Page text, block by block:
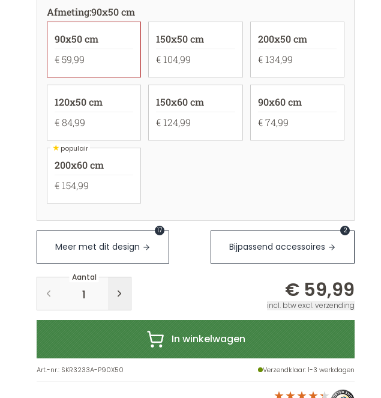
Afmeting:90x50 cm
90x50 cm
€ 59,99
150x50 cm
€ 104,99
200x50 cm
€ 134,99
120x50 cm
€ 84,99
150x60 cm
€ 124,99
90x60 cm
€ 74,99
★populair
200x60 cm
€ 154,99
Meer met dit design
17
Bijpassend accessoires
2
Aantal
€ 59,99
incl. btw excl. verzending
In winkelwagen
Art.-nr.: SKR3233A-P90X50 Verzendklaar: 1-3 werkdagen